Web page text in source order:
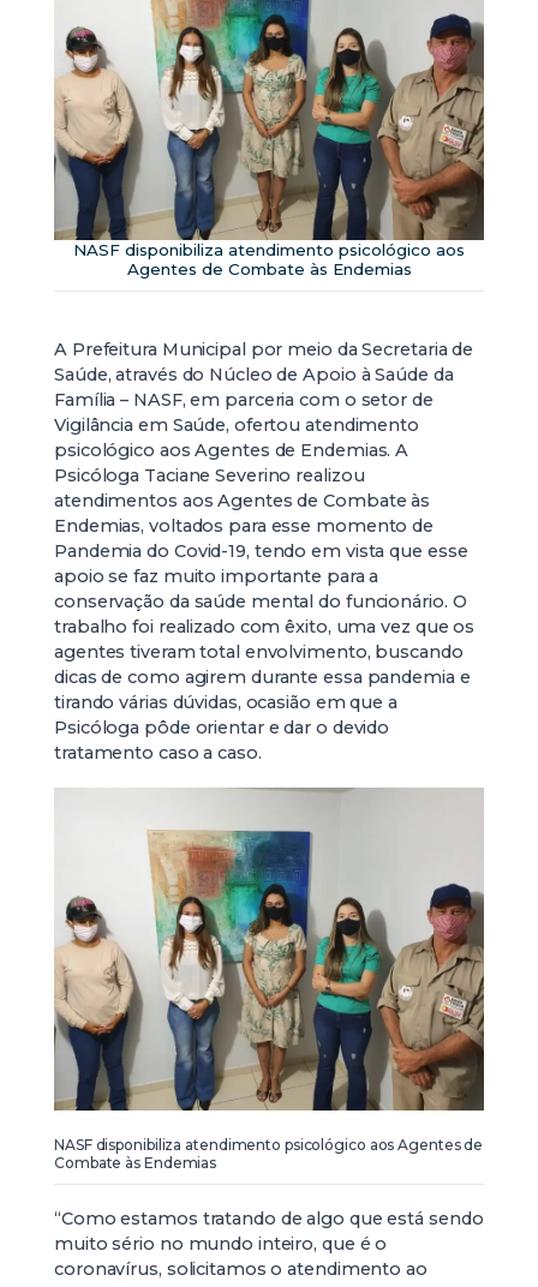
NASF disponibiliza atendimento psicológico aos
Agentes de Combate às Endemias
A Prefeitura Municipal por meio da Secretaria de
Saúde, através do Núcleo de Apoio à Saúde da
Família – NASF, em parceria com o setor de
Vigilância em Saúde, ofertou atendimento
psicológico aos Agentes de Endemias. A
Psicóloga Taciane Severino realizou
atendimentos aos Agentes de Combate às
Endemias, voltados para esse momento de
Pandemia do Covid-19, tendo em vista que esse
apoio se faz muito importante para a
conservação da saúde mental do funcionário. O
trabalho foi realizado com êxito, uma vez que os
agentes tiveram total envolvimento, buscando
dicas de como agirem durante essa pandemia e
tirando várias dúvidas, ocasião em que a
Psicóloga pôde orientar e dar o devido
tratamento caso a caso.
NASF disponibiliza atendimento psicológico aos Agentes de
Combate às Endemias
“Como estamos tratando de algo que está sendo
muito sério no mundo inteiro, que é o
coronavírus, solicitamos o atendimento ao